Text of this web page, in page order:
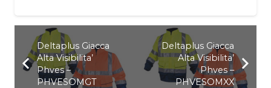
Deltaplus Giacca
Alta Visibilita’
Phves –
PHVESOMGT
Deltaplus Giacca
Alta Visibilita’
Phves –
PHVESOMXX